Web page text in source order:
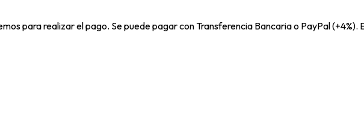
para realizar el pago. Se puede pagar con Transferencia Bancaria o PayPal